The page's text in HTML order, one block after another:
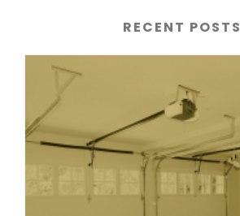
RECENT POSTS